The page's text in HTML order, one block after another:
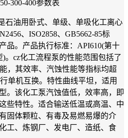
油用卧式、单级、单吸化工离心
、ISO2858、GB5662-85标
品。产品执行标准：API610(第十
。cz化工流程泵的性能范围包括了
，其效率、汽蚀性能等指标均超
单机互换。特性曲线平坦，适用
。该化工泵汽蚀值低，效率高，即
些特性。适合输送低温或高温、中
固体颗粒、有毒及易燃易爆的介
工、炼钢厂、发电厂、造纸、食